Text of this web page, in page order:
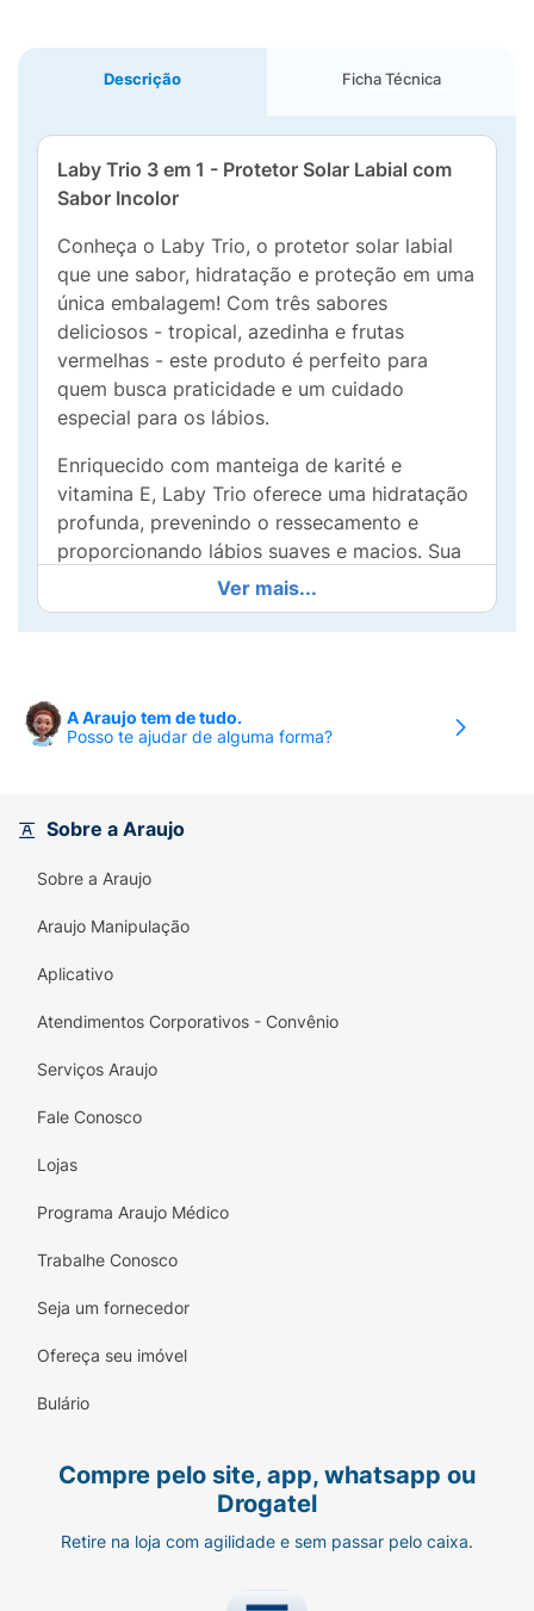
Descrição Ficha Técnica
Laby Trio 3 em 1 - Protetor Solar Labial com
Sabor Incolor
Conheça o Laby Trio, o protetor solar labial
que une sabor, hidratação e proteção em uma
única embalagem! Com três sabores
deliciosos - tropical, azedinha e frutas
vermelhas - este produto é perfeito para
quem busca praticidade e um cuidado
especial para os lábios.
Enriquecido com manteiga de karité e
vitamina E, Laby Trio oferece uma hidratação
profunda, prevenindo o ressecamento e
proporcionando lábios suaves e macios. Sua
fórmula inovadora garante proteção solar,
tornando-o um aliado essencial para os dias
ensolarados.
individuais, você pode levar seu Laby Trio
para onde quiser! Ideal para viagens,
seus lábios sempre protegidos e saborosos.
dos seus lábios com estilo e sabor!
Ver mais...
A Araujo tem de tudo.
Posso te ajudar de alguma forma?
Sobre a Araujo
Sobre a Araujo
Araujo Manipulação
Aplicativo
Atendimentos Corporativos - Convênio
Serviços Araujo
Fale Conosco
Lojas
Programa Araujo Médico
Trabalhe Conosco
Seja um fornecedor
Ofereça seu imóvel
Bulário
Compre pelo site, app, whatsapp ou
Drogatel
Retire na loja com agilidade e sem passar pelo caixa.